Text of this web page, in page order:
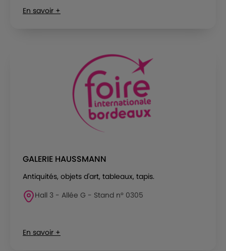
En savoir +
GALERIE HAUSSMANN
Antiquités, objets d'art, tableaux, tapis.
Hall 3 - Allée G - Stand n° 0305
En savoir +